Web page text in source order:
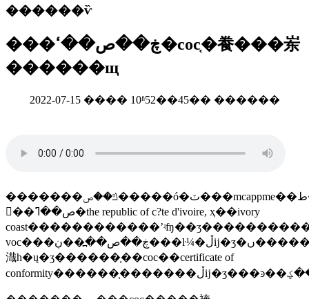
������ѷ
���ڿ��ص��ߵ�coc֤�飬���岽
������щ
2022-07-15 ���� 10ʱ52��45�� ������
�������ݿ��ص�����ó�ٽ���mcappme��ط���ҫ�󣬴�2018��7��16���
𣬿��ص��ߣ�the republic of c?te d'ivoire, ҳ��ivory
voc���ڿ��ص��߽��ڹ���ŀ¼�ڵĳ�ʒ�ں������ʱ�����
渽һ�ų�ʒ������֤��coc��certificate of